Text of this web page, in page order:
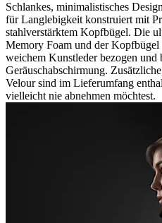
Schlankes, minimalistisches
für Langlebigkeit konstruiert mit
stahlverstärktem Kopfbügel. Die
Memory Foam und der
weichem Kunstleder bezogen und
Geräuschabschirmung.
Velour sind im Lieferumfang
vielleicht nie abnehmen möchtest.